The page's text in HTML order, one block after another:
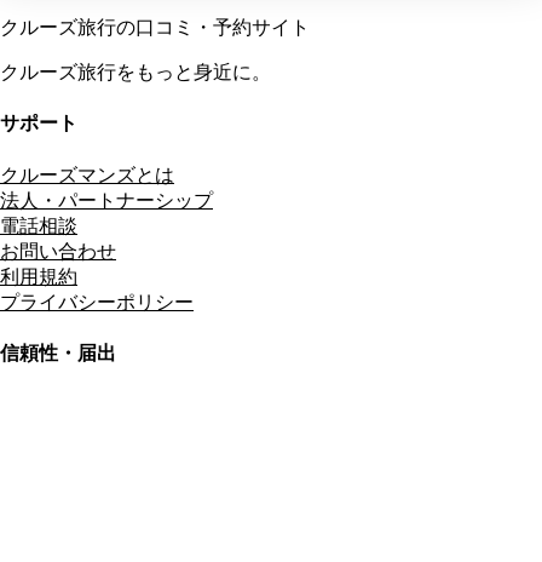
クルーズ旅行の口コミ・予約サイト
クルーズ旅行をもっと身近に。
サポート
クルーズマンズとは
法人・パートナーシップ
電話相談
お問い合わせ
利用規約
プライバシーポリシー
信頼性・届出